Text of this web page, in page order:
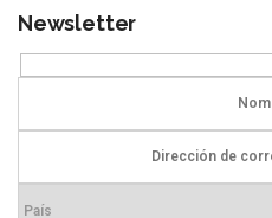
Newsletter